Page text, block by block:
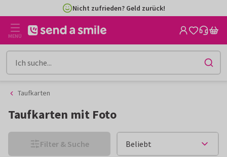
Inhalt
gehen
Filter
4,8/5 aus 5.300+ Bewertungen | Käuferschutz
MENÜ
Taufkarten
Taufkarten mit Foto
Filter & Suche